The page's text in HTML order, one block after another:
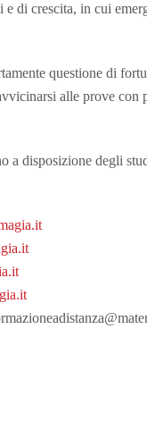
di crescita, in cui
questione di
alle prove con
a disposizione degli